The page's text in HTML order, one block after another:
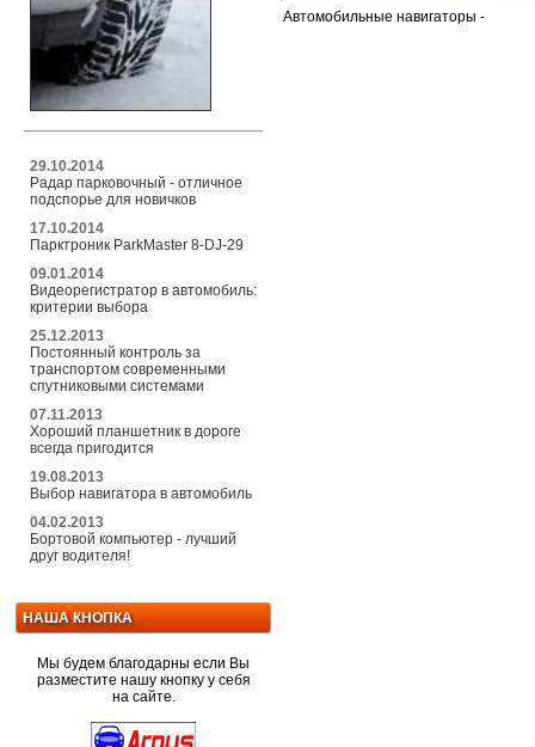
29.10.2014
Радар парковочный - отличное
подспорье для новичков
17.10.2014
Парктроник ParkMaster 8-DJ-29
09.01.2014
Видеорегистратор в автомобиль:
критерии выбора
25.12.2013
Постоянный контроль за
транспортом современными
спутниковыми системами
07.11.2013
Хороший планшетник в дороге
всегда пригодится
19.08.2013
Выбор навигатора в автомобиль
04.02.2013
Бортовой компьютер - лучший
друг водителя!
НАША КНОПКА
Мы будем благодарны если Вы
разместите нашу кнопку у себя
на сайте.
Автомобильные навигаторы -